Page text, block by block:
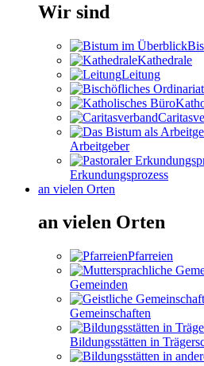
Wir sind
Kathedrale
Leitung
Arbeitgeber
Erkundungsprozess
an vielen Orten
an vielen Orten
Pfarreien
Gemeinden
Gemeinschaften
Bildungsstätten in